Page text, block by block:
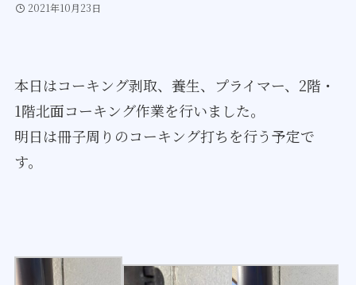
2021年10月23日
本日はコーキング剥取、養生、プライマー、2階・
1階北面コーキング作業を行いました。
明日は冊子周りのコーキング打ちを行う予定で
す。